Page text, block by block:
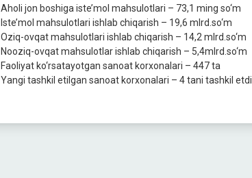
Aholi jon boshiga iste’mol mahsulotlari – 73,1 ming so‘m
Iste’mol mahsulotlari ishlab chiqarish – 19,6 mlrd.so‘m
Oziq-ovqat mahsulotlari ishlab chiqarish – 14,2 mlrd.so‘m
Nooziq-ovqat mahsulotlar ishlab chiqarish – 5,4mlrd.so‘m
Faoliyat ko‘rsatayotgan sanoat korxonalari – 447 ta
Yangi tashkil etilgan sanoat korxonalari – 4 tani tashkil etdi.